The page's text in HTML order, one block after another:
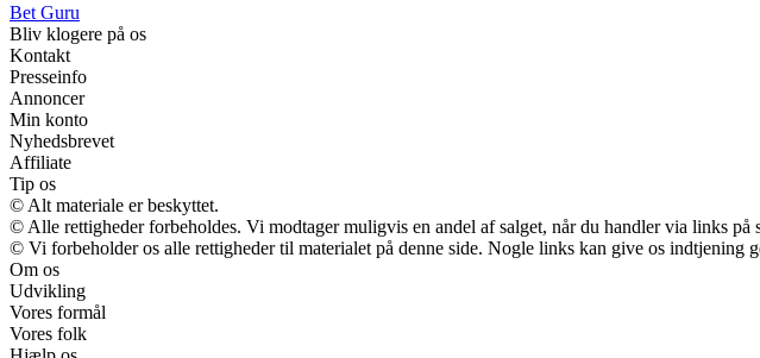
Bet Guru
Bliv klogere på os
Kontakt
Presseinfo
Annoncer
Min konto
Nyhedsbrevet
Affiliate
Tip os
© Alt materiale er beskyttet.
© Alle rettigheder forbeholdes. Vi modtager muligvis en andel af salget, når du handler via links på
© Vi forbeholder os alle rettigheder til materialet på denne side. Nogle links kan give os
Om os
Udvikling
Vores formål
Vores folk